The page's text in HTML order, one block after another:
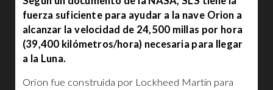
fuerza suficiente para ayudar a la nave Orion a
alcanzar la velocidad de 24,500 millas por hora
(39,400 kilómetros/hora) necesaria para llegar
a la Luna.
Orion fue construida por Lockheed Martin para